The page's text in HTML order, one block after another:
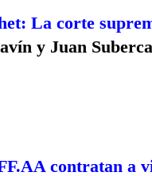
La corte
y Juan
contratan a